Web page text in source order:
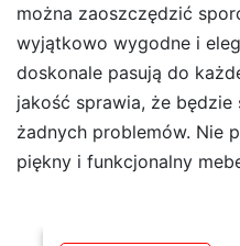
można zaoszczędzić
wyjątkowo wygodne i
doskonale pasują do
jakość sprawia, że będzie
żadnych problemów. Nie
piękny i funkcjonalny